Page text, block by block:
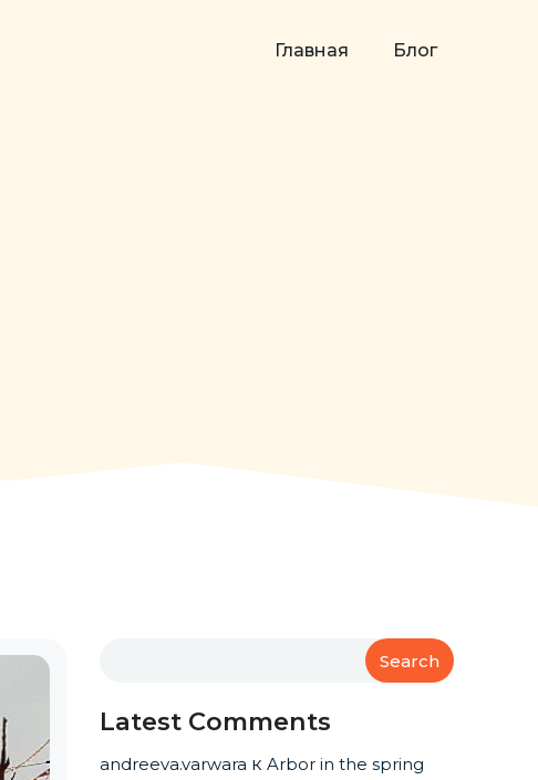
Главная Блог
Search
Latest Comments
andreeva.varwara кArbor in the spring